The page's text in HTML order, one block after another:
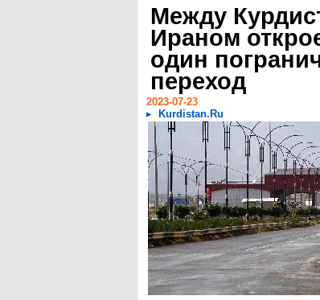
Между
Ираном
один
переход
2023-07-23
Kurdistan.Ru